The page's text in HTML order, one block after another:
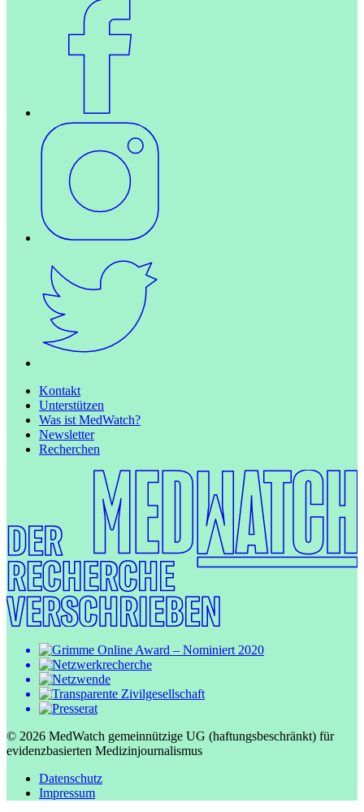
Kontakt
Unterstützen
Was ist MedWatch?
Newsletter
Recherchen
© 2026 MedWatch gemeinnützige UG (haftungsbeschränkt) für
evidenzbasierten Medizinjournalismus
Datenschutz
Impressum